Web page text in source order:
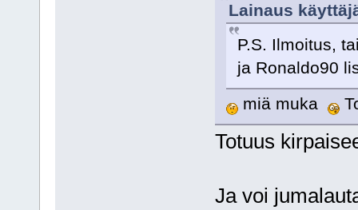
Lainaus
P.S. Ilmoitus,
ja Ronaldo90
miä muka
Totuus
Ja voi